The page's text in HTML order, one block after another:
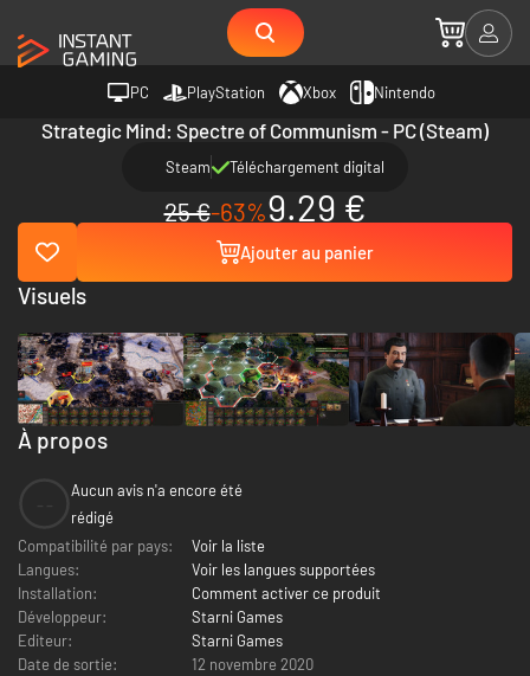
PC PlayStation Xbox Nintendo
Strategic Mind: Spectre of Communism - PC (Steam)
Steam Téléchargement digital
25 €-63%9.29 €
Ajouter au panier
À propos
Aucun avis n'a encore été
rédigé
Compatibilité par pays:
Voir la liste
Langues:
Voir les langues supportées
Installation:
Comment activer ce produit
Développeur:
Starni Games
Editeur:
Starni Games
Date de sortie:
12 novembre 2020
Visuels